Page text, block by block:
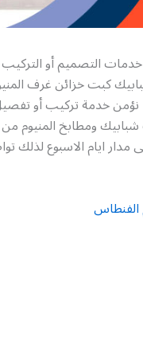
التصميم أو التركيب
كبت خزائن غرف
نؤمن خدمة تركيب أو
ومطابخ المنيوم من
ايام الاسبوع لذلك
الفنطاس